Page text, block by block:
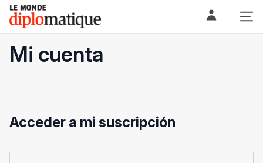
Skip
content
Le monde diplomatique
Mi cuenta
Acceder a mi suscripción